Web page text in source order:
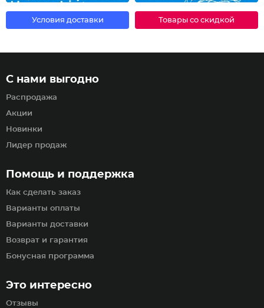
Условия доставки Товары со скидкой
Помощь и поддержка
Как сделать заказ
Варианты оплаты
Варианты доставки
Возврат и гарантия
Бонусная программа
С нами выгодно
Распродажа
Акции
Новинки
Лидер продаж
Это интересно
Отзывы